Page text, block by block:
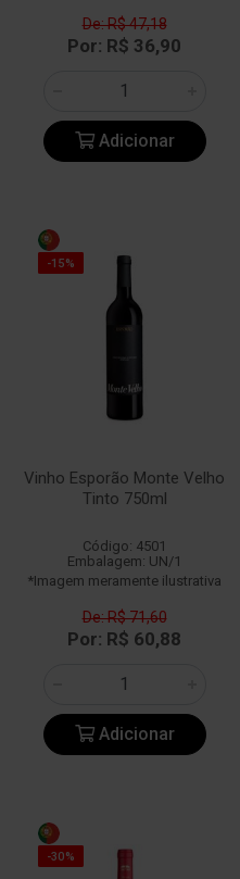
De: R$ 47,18
Por: R$ 36,90
Adicionar
-15%
Vinho Esporão Monte Velho
Tinto 750ml
Código: 4501
Embalagem: UN/1
*Imagem meramente ilustrativa
De: R$ 71,60
Por: R$ 60,88
Adicionar
-30%